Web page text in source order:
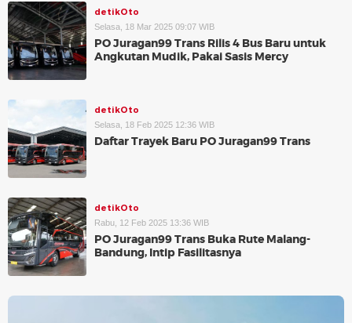
detikOto
Selasa, 18 Mar 2025 09:07 WIB
PO Juragan99 Trans Rilis 4 Bus Baru untuk
Angkutan Mudik, Pakai Sasis Mercy
detikOto
Selasa, 18 Feb 2025 12:36 WIB
Daftar Trayek Baru PO Juragan99 Trans
detikOto
Rabu, 12 Feb 2025 13:36 WIB
PO Juragan99 Trans Buka Rute Malang-
Bandung, Intip Fasilitasnya